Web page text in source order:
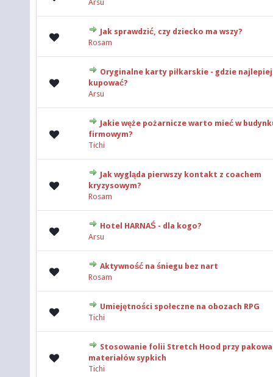
Arsu
Jak sprawdzić, czy dziecko ma wszy?
Rosam
0 głosów - średnia ocena: 0 na 5 gwiazdek
Oryginalne karty piłkarskie - gdzie najlepiej
kupować?
Arsu
0 głosów - średnia ocena: 0 na 5 gwiazdek
Jakie węże pożarnicze warto mieć w
firmowym?
Tichi
0 głosów - średnia ocena: 0 na 5 gwiazdek
Jak wygląda pierwszy kontakt z coachem
kryzysowym?
Rosam
0 głosów - średnia ocena: 0 na 5 gwiazdek
Hotel HARNAŚ - dla kogo?
Arsu
0 głosów - średnia ocena: 0 na 5 gwiazdek
Aktywność na śniegu bez nart
Rosam
0 głosów - średnia ocena: 0 na 5 gwiazdek
Umiejętności społeczne na obozach RPG
Tichi
0 głosów - średnia ocena: 0 na 5 gwiazdek
Stosowanie folii Stretch Hood przy
materiałów sypkich
Tichi
0 głosów - średnia ocena: 0 na 5 gwiazdek